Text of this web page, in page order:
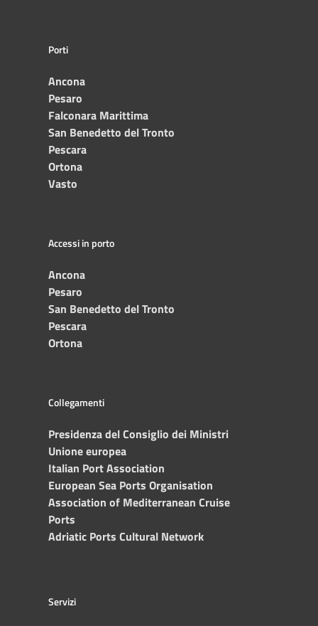
Porti
Ancona
Pesaro
Falconara Marittima
San Benedetto del Tronto
Pescara
Ortona
Vasto
Accessi in porto
Ancona
Pesaro
San Benedetto del Tronto
Pescara
Ortona
Collegamenti
Presidenza del Consiglio dei Ministri
Unione europea
Italian Port Association
European Sea Ports Organisation
Association of Mediterranean Cruise
Ports
Adriatic Ports Cultural Network
Servizi